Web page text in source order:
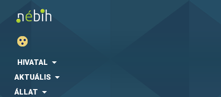
HIVATAL
AKTUÁLIS
ÁLLAT